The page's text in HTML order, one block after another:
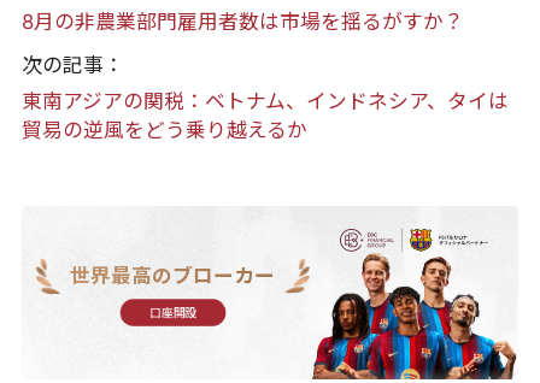
8月の非農業部門雇用者数は市場を揺るがすか？
次の記事：
東南アジアの関税：ベトナム、インドネシア、タイは
貿易の逆風をどう乗り越えるか
世界最高のブローカー
口座開設